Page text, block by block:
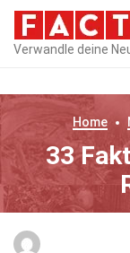
Verwandle deine
Home
33